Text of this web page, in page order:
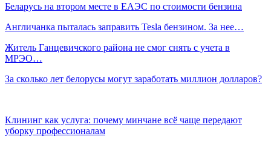
Беларусь на втором месте в ЕАЭС по стоимости бензина
Англичанка пыталась заправить Tesla бензином. За нее…
Житель Ганцевичского района не смог снять с учета в
МРЭО…
За сколько лет белорусы могут заработать миллион долларов?
Клининг как услуга: почему минчане всё чаще передают
уборку профессионалам